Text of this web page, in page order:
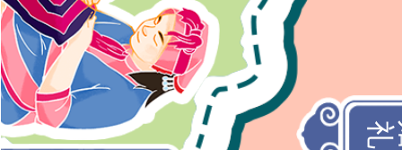
苗族传统婚礼